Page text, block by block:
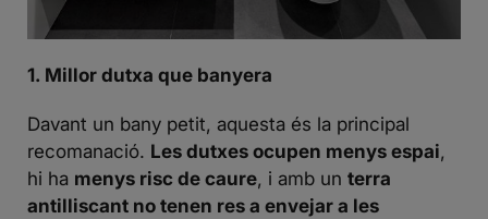
1. Millor dutxa que banyera
Davant un bany petit, aquesta és la principal
recomanació. Les dutxes ocupen menys espai,
hi ha menys risc de caure, i amb un terra
antilliscant no tenen res a envejar a les